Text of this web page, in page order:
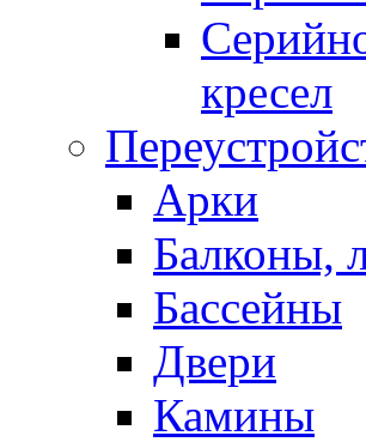
кресел
Арки
Балконы,
Бассейны
Двери
Камины